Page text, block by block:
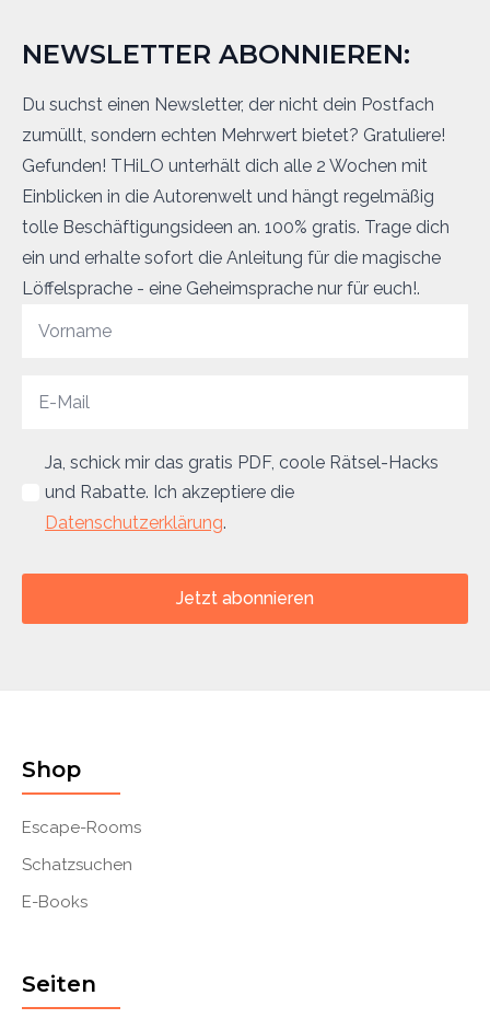
NEWSLETTER ABONNIEREN:
Du suchst einen Newsletter, der nicht dein Postfach
zumüllt, sondern echten Mehrwert bietet? Gratuliere!
Gefunden! THiLO unterhält dich alle 2 Wochen mit
Einblicken in die Autorenwelt und hängt regelmäßig
tolle Beschäftigungsideen an. 100% gratis. Trage dich
ein und erhalte sofort die Anleitung für die magische
Löffelsprache - eine Geheimsprache nur für euch!.
Ja, schick mir das gratis PDF, coole Rätsel-Hacks
und Rabatte. Ich akzeptiere die
Datenschutzerklärung.
Jetzt abonnieren
Shop
Escape-Rooms
Schatzsuchen
E-Books
Seiten